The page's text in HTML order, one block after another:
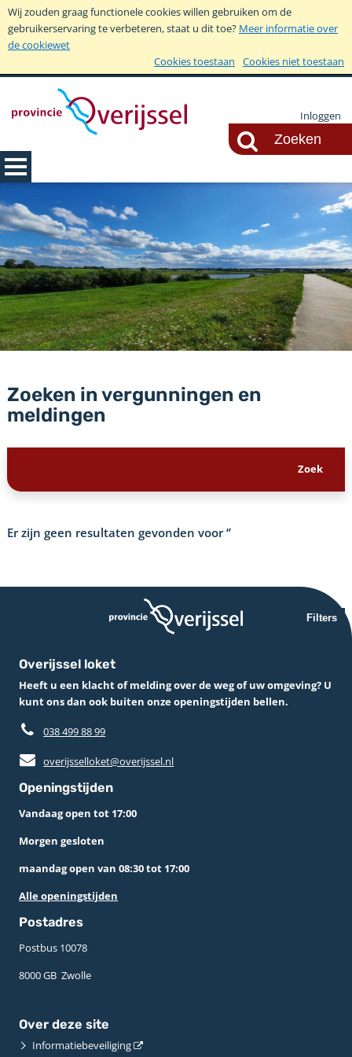
Wij zouden graag functionele cookies willen gebruiken om de
gebruikerservaring te verbeteren, staat u dit toe? Meer informatie over
de cookiewet
Cookies toestaan
Cookies niet toestaan
Inloggen
Zoeken in vergunningen en
meldingen
Er zijn geen resultaten gevonden voor‘’
Filters
Overijssel loket
Heeft u een klacht of melding over de weg of uw omgeving? U
kunt ons dan ook buiten onze openingstijden bellen.
038 499 88 99
overijsselloket@overijssel.nl
Openingstijden
Vandaag open tot 17:00
Morgen gesloten
maandag open van 08:30 tot 17:00
Alle openingstijden
Postadres
Postbus 10078 ­
8000 GB ­ Zwolle
Over deze site
Informatiebeveiliging